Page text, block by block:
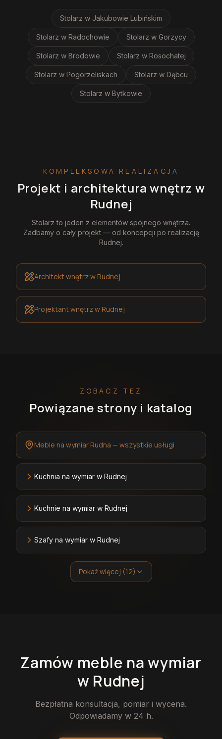
Stolarz w Jakubowie Lubińskim
Stolarz w Radochowie Stolarz w Gorzycy
Stolarz w Brodowie Stolarz w Rosochatej
Stolarz w Pogorzeliskach Stolarz w Dębcu
Stolarz w Bytkowie
KOMPLEKSOWA REALIZACJA
Projekt i architektura wnętrz w
Rudnej
Stolarz to jeden z elementów spójnego wnętrza.
Zadbamy o cały projekt — od koncepcji po realizację
Rudnej.
Architekt wnętrzw Rudnej
Projektant wnętrzw Rudnej
ZOBACZ TEŻ
Powiązane strony i katalog
Meble na wymiar Rudna — wszystkie usługi
Kuchnia na wymiar w Rudnej
Kuchnie na wymiar w Rudnej
Szafy na wymiar w Rudnej
Pokaż więcej (12)
Zamów meble na wymiar
w Rudnej
Bezpłatna konsultacja, pomiar i wycena.
Odpowiadamy w 24 h.